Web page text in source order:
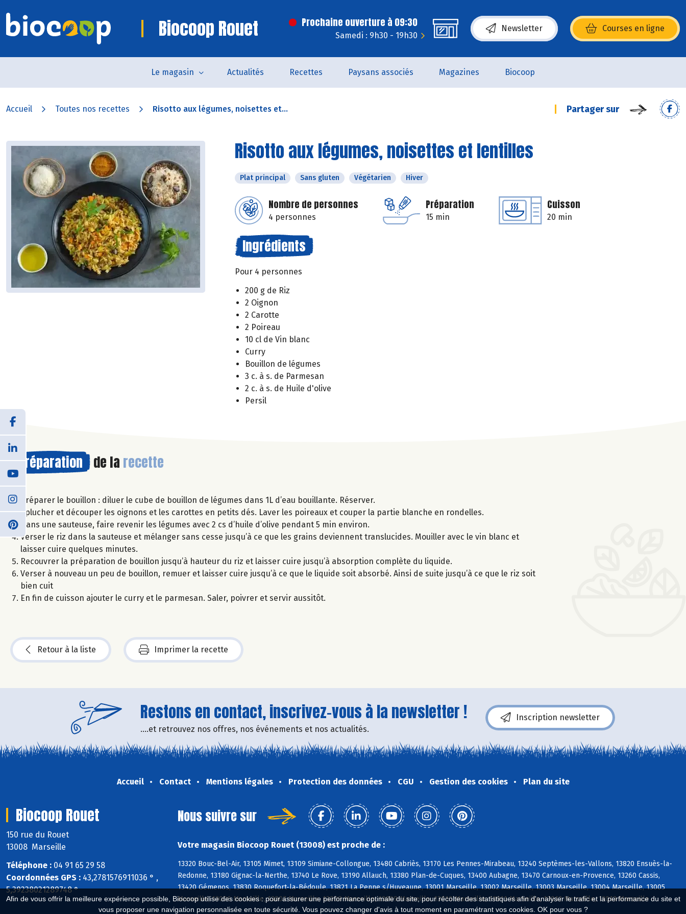
Afin de vous offrir la meilleure expérience possible, Biocoop utilise des cookies : pour assurer une performance optimale du site, pour récolter des statistiques afin d'analyser le trafic et la performance du site et
vous proposer une navigation personnalisée en toute sécurité. Vous pouvez changer d'avis à tout moment en paramétrant vos cookies. OK pour vous ?
Biocoop Rouet Prochaine ouverture à 09:30
Samedi : 9h30 - 19h30
Newsletter Courses en ligne
(s’ouvre dans une nouvelle fenêtre)
Le magasin Actualités Recettes Paysans associés Magazines Biocoop
Accueil Toutes nos recettes Risotto aux légumes, noisettes et... Partager sur
Risotto aux légumes, noisettes et lentilles
Plat principal Sans gluten Végétarien Hiver
Nombre de personnes
4 personnes
Préparation
15 min
Cuisson
20 min
Ingrédients
Pour 4 personnes
200 g de Riz
2 Oignon
2 Carotte
2 Poireau
10 cl de Vin blanc
Curry
Bouillon de légumes
3 c. à s. de Parmesan
2 c. à s. de Huile d'olive
Persil
Préparation de la recette
Préparer le bouillon : diluer le cube de bouillon de légumes dans 1L d’eau bouillante. Réserver.
Éplucher et découper les oignons et les carottes en petits dés. Laver les poireaux et couper la partie blanche en rondelles.
Dans une sauteuse, faire revenir les légumes avec 2 cs d’huile d’olive pendant 5 min environ.
Verser le riz dans la sauteuse et mélanger sans cesse jusqu’à ce que les grains deviennent translucides. Mouiller avec le vin blanc et
laisser cuire quelques minutes.
Recouvrer la préparation de bouillon jusqu’à hauteur du riz et laisser cuire jusqu’à absorption complète du liquide.
Verser à nouveau un peu de bouillon, remuer et laisser cuire jusqu’à ce que le liquide soit absorbé. Ainsi de suite jusqu’à ce que le riz soit
bien cuit
En fin de cuisson ajouter le curry et le parmesan. Saler, poivrer et servir aussitôt.
Retour à la liste Imprimer la recette
Restons en contact, inscrivez-vous à la newsletter !
....et retrouvez nos offres, nos événements et nos actualités.
Inscription newsletter
Accueil Contact Mentions légales Protection des données CGU Gestion des cookies Plan du site
Biocoop Rouet
150 rue du Rouet
13008 Marseille
Téléphone : 04 91 65 29 58
Coordonnées GPS : 43,2781576911036 ° ,
5,39238021289748 °
Nous suivre sur
Votre magasin Biocoop Rouet (13008) est proche de :
13320 Bouc-Bel-Air, 13105 Mimet, 13109 Simiane-Collongue, 13480 Cabriès, 13170 Les Pennes-Mirabeau, 13240 Septèmes-les-Vallons, 13820 Ensuès-la-
Redonne, 13180 Gignac-la-Nerthe, 13740 Le Rove, 13190 Allauch, 13380 Plan-de-Cuques, 13400 Aubagne, 13470 Carnoux-en-Provence, 13260 Cassis,
13420 Gémenos, 13830 Roquefort-la-Bédoule, 13821 La Penne s/Huveaune, 13001 Marseille, 13002 Marseille, 13003 Marseille, 13004 Marseille, 13005
Marseille, 13006 Marseille, 13007 Marseille, 13008 Marseille, 13009 Marseille, 13010 Marseille, 13011 Marseille, 13012 Marseille, 13013 Marseille